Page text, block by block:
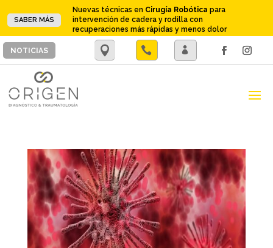
SABER MÁS
Nuevas técnicas en Cirugía Robótica para
intervención de cadera y rodilla con
recuperaciones más rápidas y menos dolor
NOTICIAS 